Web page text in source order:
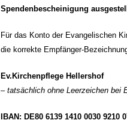
Spendenbescheinigung
Für das Konto der Evangelischen
die korrekte Empfänger-
Ev.Kirchenpflege Hellershof
– tatsächlich ohne Leerzeichen bei
IBAN: DE80 6139 1410 0030 9210